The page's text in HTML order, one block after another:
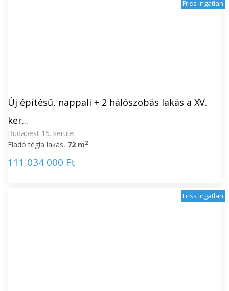
Friss ingatlan
Új építésű, nappali + 2 hálószobás lakás a XV.
ker...
Budapest 15. kerület
Eladó tégla lakás, 72 m2
111 034 000 Ft
Friss ingatlan